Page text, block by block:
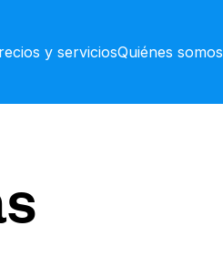
y serviciosQuiénes somos